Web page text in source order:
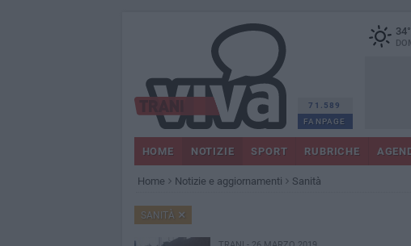
71.589
FANPAGE
34
HOME NOTIZIE SPORT RUBRICHE
Home Notizie e aggiornamenti Sanità
SANITÀ